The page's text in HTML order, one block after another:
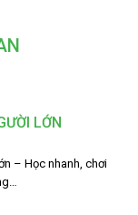
LỚN
– Học nhanh, chơi